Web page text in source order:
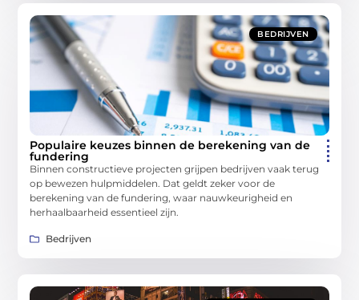
BEDRIJVEN
Populaire keuzes binnen de berekening van de
fundering
Binnen constructieve projecten grijpen bedrijven vaak terug
op bewezen hulpmiddelen. Dat geldt zeker voor de
berekening van de fundering, waar nauwkeurigheid en
herhaalbaarheid essentieel zijn.
Bedrijven